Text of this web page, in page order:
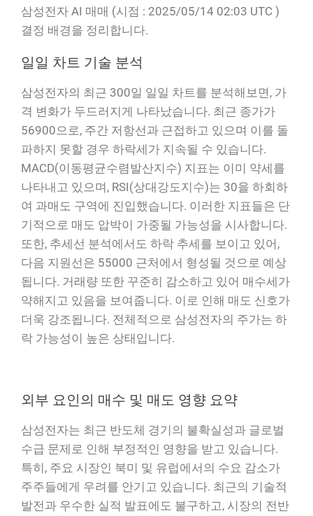
삼성전자 AI 매매 (시점 : 2025/05/14 02:03 UTC )
결정 배경을 정리합니다.
일일 차트 기술 분석
삼성전자의 최근 300일 일일 차트를 분석해보면, 가
격 변화가 두드러지게 나타났습니다. 최근 종가가
56900으로, 주간 저항선과 근접하고 있으며 이를 돌
파하지 못할 경우 하락세가 지속될 수 있습니다.
MACD(이동평균수렴발산지수) 지표는 이미 약세를
나타내고 있으며, RSI(상대강도지수)는 30을 하회하
여 과매도 구역에 진입했습니다. 이러한 지표들은 단
기적으로 매도 압박이 가중될 가능성을 시사합니다.
또한, 추세선 분석에서도 하락 추세를 보이고 있어,
다음 지원선은 55000 근처에서 형성될 것으로 예상
됩니다. 거래량 또한 꾸준히 감소하고 있어 매수세가
약해지고 있음을 보여줍니다. 이로 인해 매도 신호가
더욱 강조됩니다. 전체적으로 삼성전자의 주가는 하
락 가능성이 높은 상태입니다.
외부 요인의 매수 및 매도 영향 요약
삼성전자는 최근 반도체 경기의 불확실성과 글로벌
수급 문제로 인해 부정적인 영향을 받고 있습니다.
특히, 주요 시장인 북미 및 유럽에서의 수요 감소가
주주들에게 우려를 안기고 있습니다. 최근의 기술적
발전과 우수한 실적 발표에도 불구하고, 시장의 전반